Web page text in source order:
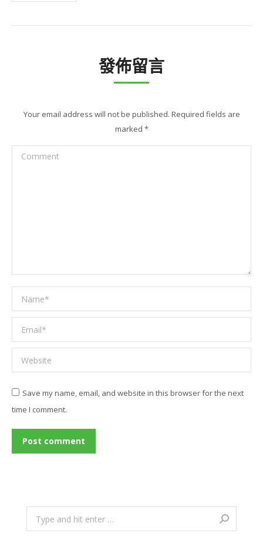
發佈留言
Your email address will not be published. Required fields are
marked *
Comment
Name *
Email *
Website
Save my name, email, and website in this browser for the next
time I comment.
Post comment
Search: